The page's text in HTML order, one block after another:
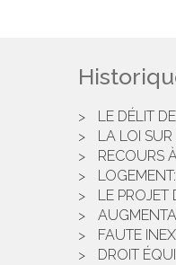
LE DÉLIT
LA LOI
RECOURS
LE
FAUTE
DROIT